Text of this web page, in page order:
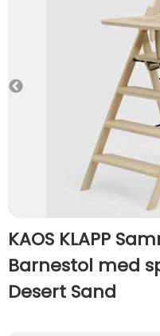
KAOS KLAPP
Barnestol med
Desert Sand